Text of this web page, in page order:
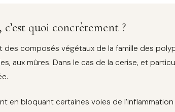
c’est quoi concrètement ?
des composés végétaux de la famille des
aux mûres. Dans le cas de la cerise, et
en bloquant certaines voies de